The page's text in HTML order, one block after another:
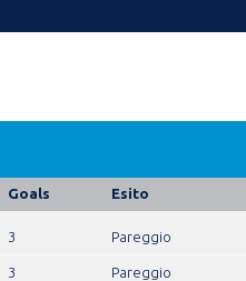
Goals Esito
3 Pareggio
3 Pareggio